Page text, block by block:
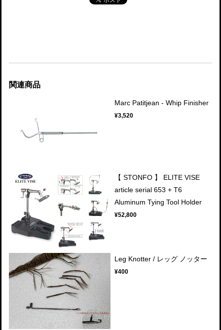
関連商品
Marc Patitjean - Whip Finisher
¥3,520
【 STONFO 】 ELITE VISE
article serial 653 + T6
Aluminum Tying Tool Holder
¥52,800
Leg Knotter / レッグ ノッター
¥400